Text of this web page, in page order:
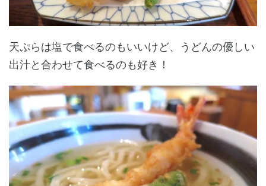
天ぷらは塩で食べるのもいいけど、うどんの優しい
出汁と合わせて食べるのも好き！